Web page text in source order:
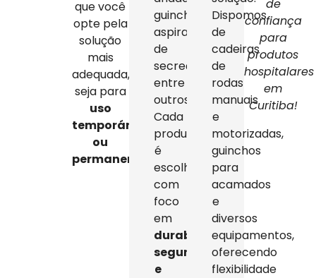
que você
opte pela
solução
mais
adequada,
seja para
uso
temporário
ou
permanente
guinchos,
aspiradores
de
secreção,
entre
outros.
Cada
produto
é
escolhido
com
foco
em
durabilidade,
segurança
e
Dispomos
de
cadeiras
de
rodas
manuais
e
motorizadas,
guinchos
para
acamados
e
diversos
equipamentos,
oferecendo
flexibilidade
de
confiança
para
produtos
hospitalares
em
Curitiba!